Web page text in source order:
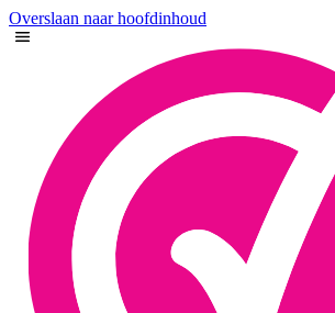
Overslaan naar hoofdinhoud